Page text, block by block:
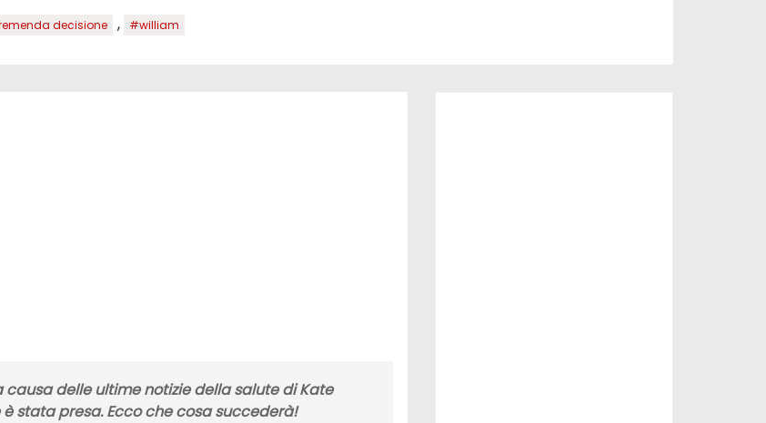
decisione , #william
causa delle ultime notizie della salute di Kate
stata presa. Ecco che cosa succederà!